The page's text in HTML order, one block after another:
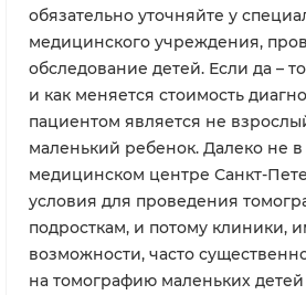
обязательно уточняйте у
медицинского учреждения,
обследование детей. Если да –
и как меняется стоимость
пациентом является не
маленький ребенок. Далеко не
медицинском центре Санкт-
условия для проведения
подросткам, и потому клиники,
возможности, часто
на томографию маленьких детей